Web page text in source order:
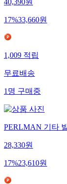
40,390원
17%33,660원
1,009적립
무료배송
1명구매중
PERLMAN 기타
28,330원
17%23,610원